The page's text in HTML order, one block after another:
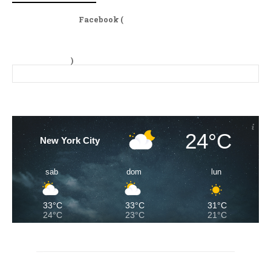
Facebook (
)
New York City 24°C
sab
33°C
24°C
dom
33°C
23°C
lun
31°C
21°C